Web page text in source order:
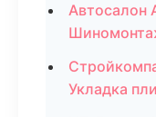
Автосалон
Укладка